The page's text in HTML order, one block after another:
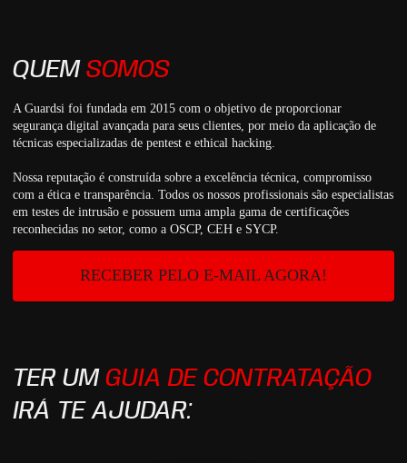
QUEM SOMOS
A Guardsi foi fundada em 2015 com o objetivo de proporcionar
segurança digital avançada para seus clientes, por meio da aplicação de
técnicas especializadas de pentest e ethical hacking.
Nossa reputação é construída sobre a excelência técnica, compromisso
com a ética e transparência. Todos os nossos profissionais são especialistas
em testes de intrusão e possuem uma ampla gama de certificações
reconhecidas no setor, como a OSCP, CEH e SYCP.
RECEBER PELO E-MAIL AGORA!
TER UM GUIA DE CONTRATAÇÃO
IRÁ TE AJUDAR: